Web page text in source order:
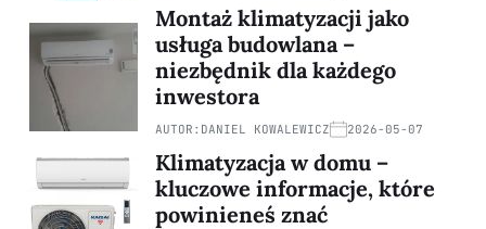
Montaż klimatyzacji jako
usługa budowlana –
niezbędnik dla każdego
inwestora
AUTOR: DANIEL KOWALEWICZ 2026-05-07
Klimatyzacja w domu –
kluczowe informacje, które
powinieneś znać